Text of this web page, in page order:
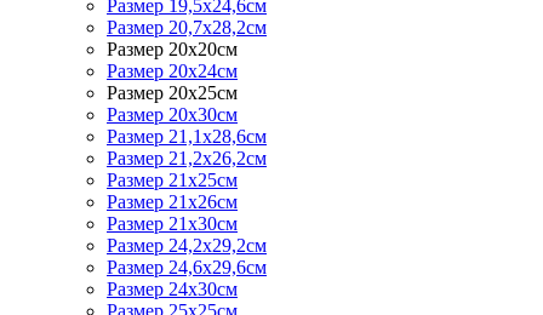
Размер 19,5х24,6см
Размер 20,7х28,2см
Размер 20х20см
Размер 20х24см
Размер 20х25см
Размер 20х30см
Размер 21,1х28,6см
Размер 21,2х26,2см
Размер 21х25см
Размер 21х26см
Размер 21х30см
Размер 24,2х29,2см
Размер 24,6х29,6см
Размер 24х30см
Размер 25х25см